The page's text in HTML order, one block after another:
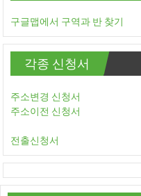
구글맵에서 구역과 반 찾기
각종 신청서
주소변경 신청서
주소이전 신청서
전출신청서